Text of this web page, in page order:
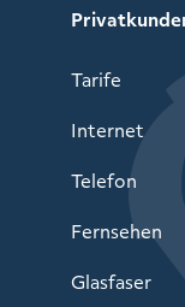
Tarife
Internet
Telefon
Fernsehen
Glasfaser